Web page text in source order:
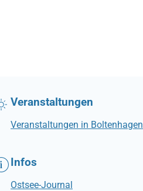
Veranstaltungen
Veranstaltungen in Boltenhagen
Infos
Ostsee-Journal